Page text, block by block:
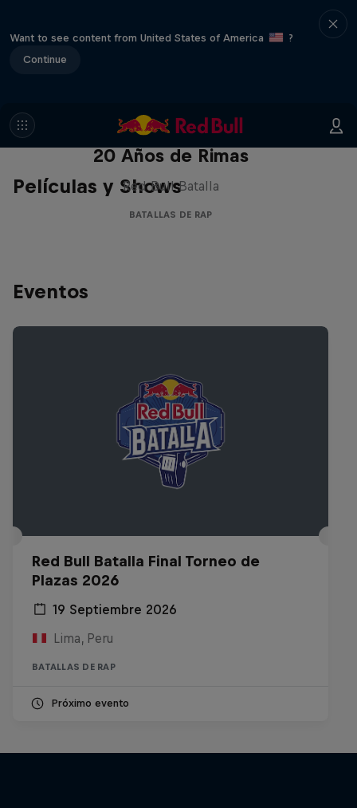
Want to see content from United States of America
?
Continue
Películas y Shows
Red Bull Batalla Nueva Historia:
20 Años de Rimas
Red Bull Batalla
BATALLAS DE RAP
Eventos
Red Bull Batalla Final Torneo de
Plazas 2026
19 Septiembre 2026
Lima, Peru
BATALLAS DE RAP
Próximo evento